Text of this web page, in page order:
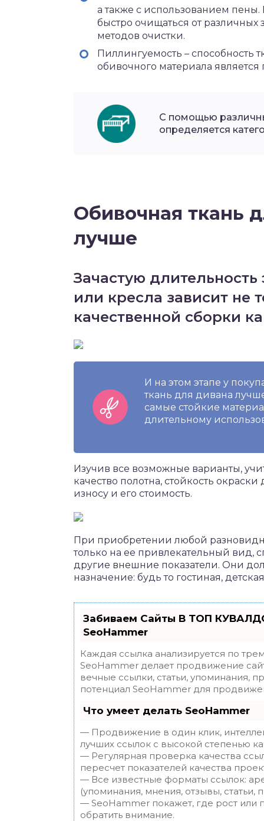
а также с использованием
быстро очищаться от
методов очистки.
Пиллингуемость – способность
обивочного материала является
С помощью
определяется
Обивочная ткань
лучше
Зачастую
или кресла зависит не
качественной сборки
И на этом этапе у
ткань для дивана
самые стойкие
длительному
Изучив все возможные варианты,
качество полотна, стойкость
износу и его стоимость.
При приобретении любой
только на ее привлекательный вид,
другие внешние показатели. Они
назначение: будь то гостиная,
Забиваем Сайты В ТОП
SeoHammer
Каждая ссылка анализируется по
SeoHammer делает продвижение
вечные ссылки, статьи, упоминания,
потенциал SeoHammer для
Что умеет делать SeoHammer
— Продвижение в один клик,
лучших ссылок с высокой степенью
— Регулярная проверка качества
пересчет показателей качества
— Все известные форматы ссылок:
(упоминания, мнения, отзывы, статьи,
— SeoHammer покажет, где рост или
обратить внимание.